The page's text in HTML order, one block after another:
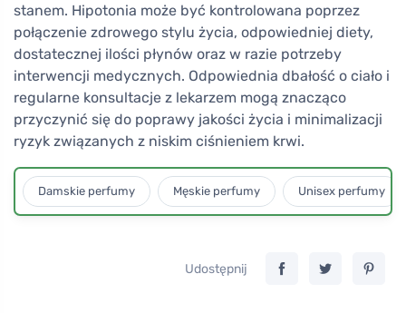
stanem. Hipotonia może być kontrolowana poprzez
połączenie zdrowego stylu życia, odpowiedniej diety,
dostatecznej ilości płynów oraz w razie potrzeby
interwencji medycznych. Odpowiednia dbałość o ciało i
regularne konsultacje z lekarzem mogą znacząco
przyczynić się do poprawy jakości życia i minimalizacji
ryzyk związanych z niskim ciśnieniem krwi.
Damskie perfumy Męskie perfumy Unisex perfumy
Udostępnij